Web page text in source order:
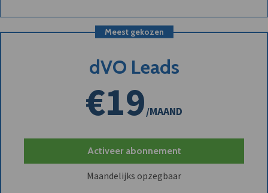
Meest gekozen
dVO Leads
€19/MAAND
Activeer abonnement
Maandelijks opzegbaar